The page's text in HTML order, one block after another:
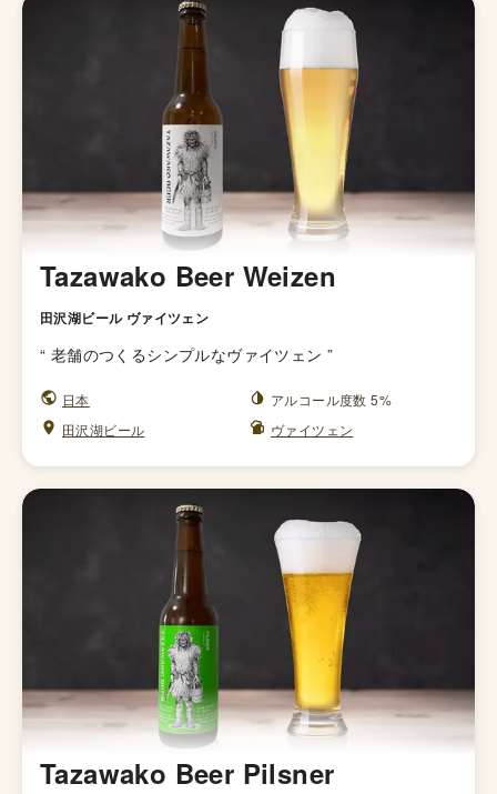
Tazawako Beer Weizen
田沢湖ビール ヴァイツェン
“ 老舗のつくるシンプルなヴァイツェン ”
日本
アルコール度数 5%
田沢湖ビール
ヴァイツェン
Tazawako Beer Pilsner